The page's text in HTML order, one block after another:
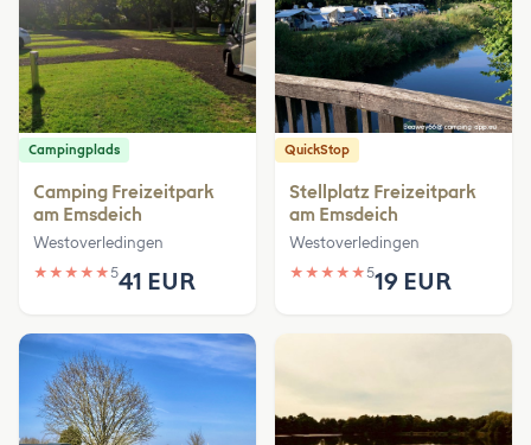
Campingplads
Camping Freizeitpark
am Emsdeich
Westoverledingen
★ ★ ★ ★ ★541 EUR
QuickStop
Stellplatz Freizeitpark
am Emsdeich
Westoverledingen
★ ★ ★ ★ ★519 EUR